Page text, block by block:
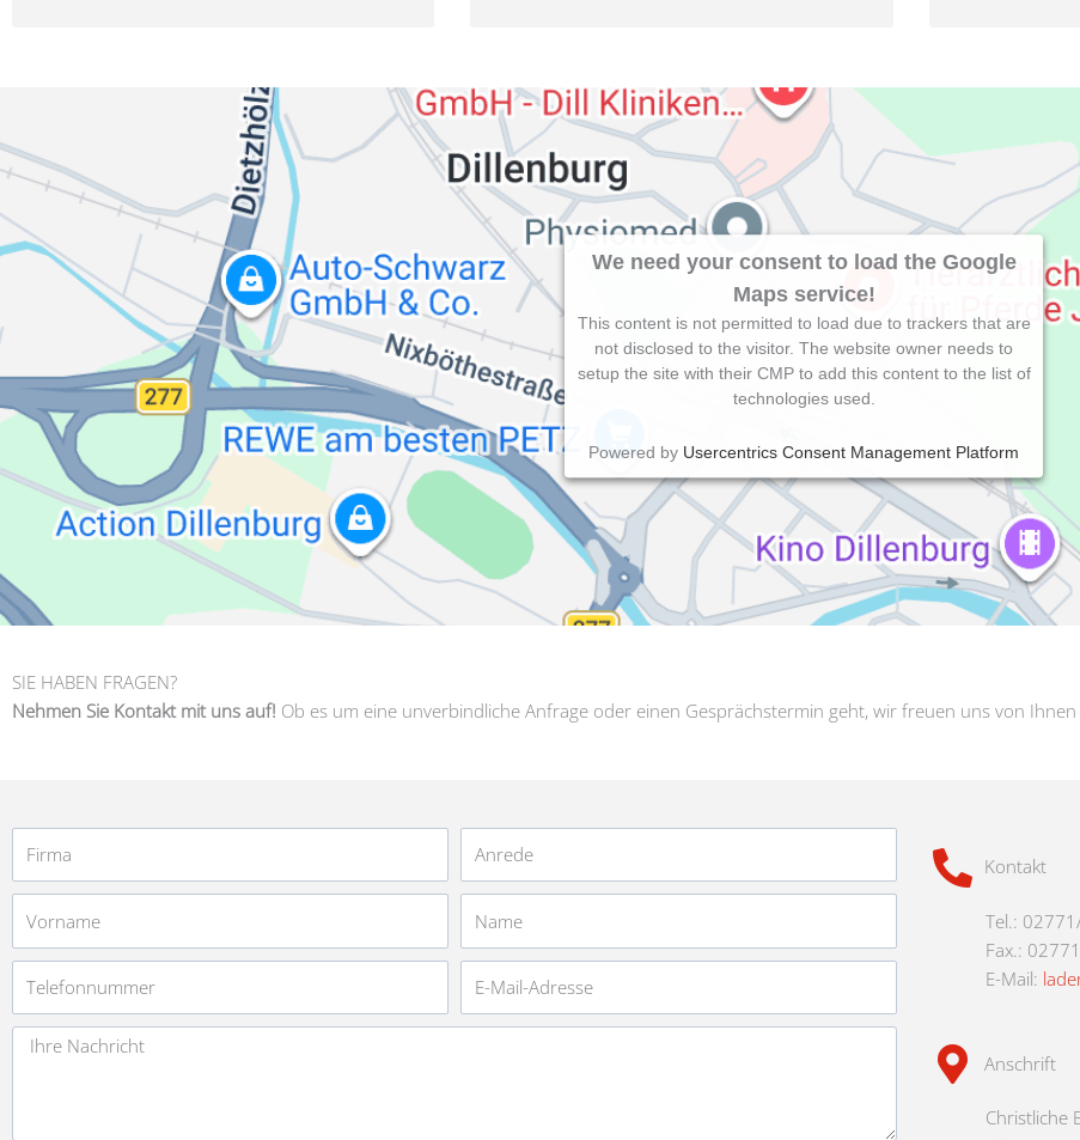
We need your consent to load the Google
Maps service!
This content is not permitted to load due to trackers that are
not disclosed to the visitor. The website owner needs to
setup the site with their CMP to add this content to the list of
technologies used.
Powered by Usercentrics Consent Management Platform
SIE HABEN FRAGEN?
Nehmen Sie Kontakt mit uns auf! Ob es um eine unverbindliche Anfrage oder einen Gesprächstermin geht, wir freuen uns von Ihnen
Mail-
Adresse
Nachricht
Kontakt
Tel.:
Fax.:
E-Mail:
Anschrift
Christliche